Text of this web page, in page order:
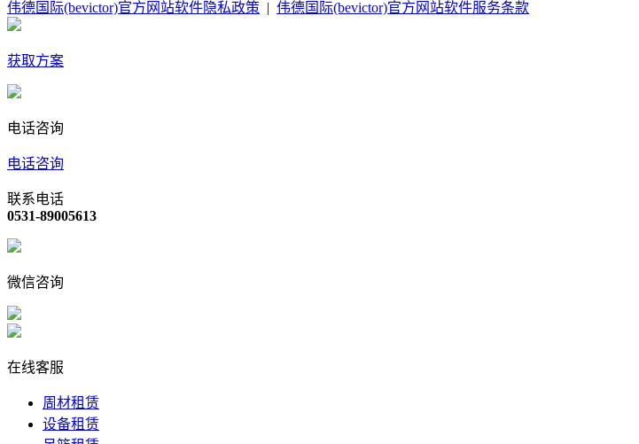
伟德国际(bevictor)官方网站软件隐私政策 | 伟德国际(bevictor)官方网站软件服务条款
获取方案
电话咨询
电话咨询
联系电话
0531-89005613
微信咨询
在线客服
周材租赁
设备租赁